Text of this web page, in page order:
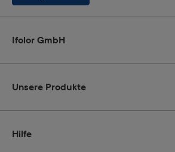
Ifolor GmbH
Unsere Produkte
Hilfe